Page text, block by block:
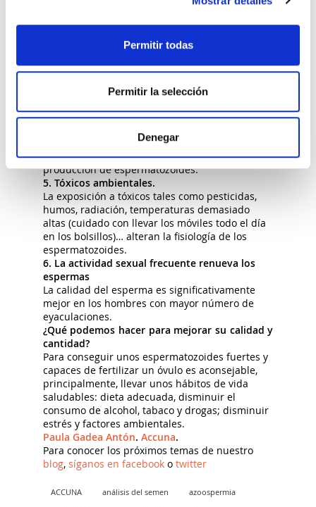
Permitir todas
Permitir la selección
Denegar
a la disminución de la fertilidad
masculina.
la calidad seminal e infertilidad
masculina.
Anabolizantes:reducen la
espermatogénesis, pudiendo llegar a
disfunción eréctil.
El aumento del estrés está relacionado con la
baja calidad reproductiva, ya que disminuye la
producción de espermatozoides.
5. Tóxicos ambientales.
La exposición a tóxicos tales como pesticidas,
humos, radiación, temperaturas demasiado
altas (cuidado con llevar los móviles todo el día
en los bolsillos)… alteran la fisiología de los
espermatozoides.
6. La actividad sexual frecuente renueva los
espermas
La calidad del esperma es significativamente
mejor en los hombres con mayor número de
eyaculaciones.
¿Qué podemos hacer para mejorar su calidad y
cantidad?
Para conseguir unos espermatozoides fuertes y
capaces de fertilizar un óvulo es aconsejable,
principalmente, llevar unos hábitos de vida
saludables: dieta adecuada, disminuir el
consumo de alcohol, tabaco y drogas; disminuir
estrés y factores ambientales.
Paula Gadea Antón. Accuna.
Para conocer los próximos temas de nuestro
blog, síganos en facebooko twitter
ACCUNA análisis del semen azoospermia